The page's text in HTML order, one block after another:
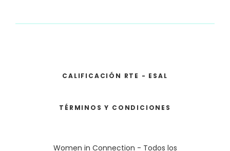
Women in Connection - Todos los
TÉRMINOS Y CONDICIONES
CALIFICACIÓN RTE - ESAL